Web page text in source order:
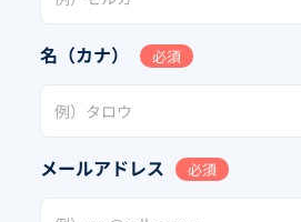
名（カナ） 必須
メールアドレス 必須